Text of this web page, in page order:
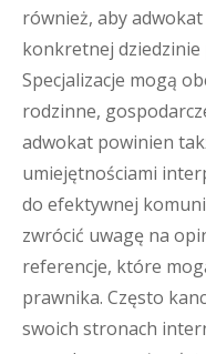
również, aby adwokat
konkretnej
Specjalizacje mogą
rodzinne,
adwokat powinien
umiejętnościami
do efektywnej
zwrócić uwagę na
referencje, które
prawnika. Często
swoich stronach